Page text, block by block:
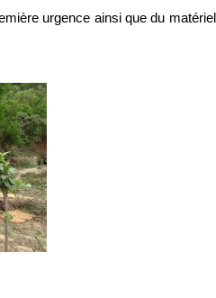
urgence ainsi que du